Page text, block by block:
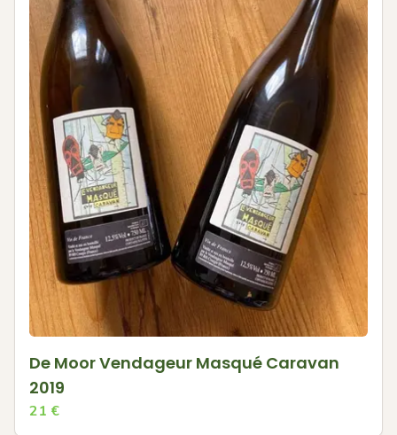
De Moor Vendageur Masqué Caravan
2019
21 €